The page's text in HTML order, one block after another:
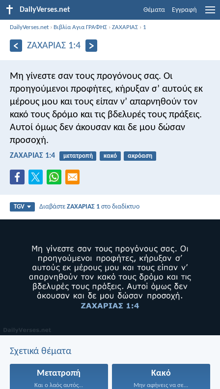
DailyVerses.net Θέματα Εγγραφή
DailyVerses.net › Βιβλία Αγια ΓΡΑΦΗΣ ›ΖΑΧΑΡΙΑΣ › 1
ΖΑΧΑΡΙΑΣ 1:4
Μη γίνεστε σαν τους προγόνους σας. Οι
προηγούμενοι προφήτες, κήρυξαν σ’ αυτούς εκ
μέρους μου και τους είπαν ν’ απαρνηθούν τον
κακό τους δρόμο και τις βδελυρές τους πράξεις.
Αυτοί όμως δεν άκουσαν και δε μου δώσαν
προσοχή.
ΖΑΧΑΡΙΑΣ 1:4 μετατροπή κακό ακρόαση
TGV ΔιαβάστεΖΑΧΑΡΙΑΣ 1 στο διαδίκτυο
Σχετικά θέματα
Μετατροπή
Και ο λαός αυτός...
Κακό
Μην αφήνεις να σε...